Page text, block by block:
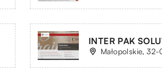
INTER PAK
Małopolskie,